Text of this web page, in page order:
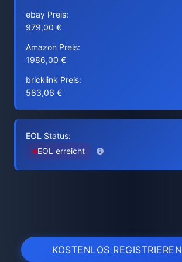
ebay Preis:
979,00 €
Amazon Preis:
1986,00 €
bricklink Preis:
583,06 €
EOL Status:
EOL erreicht
KOSTENLOS REGISTRIEREN